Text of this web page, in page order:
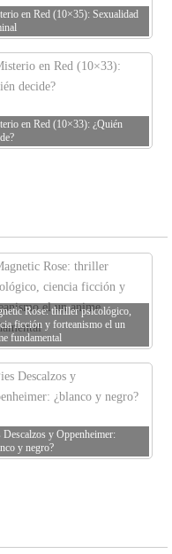
en Red (10×35): Sexualidad
en Red (10×33): ¿Quién
Rose: thriller psicológico,
ficción y forteanismo el un
fundamental
Descalzos y Oppenheimer:
y negro?